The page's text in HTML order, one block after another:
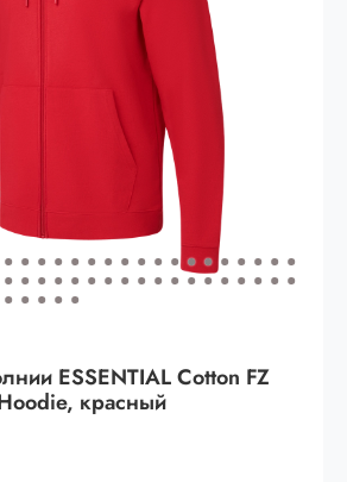
сумма всех заказов за 6 месяцев
200.000 рублей.
всех заказов за 6 месяцев -
400.000 рублей.
ESSENTIAL Cotton FZ
красный